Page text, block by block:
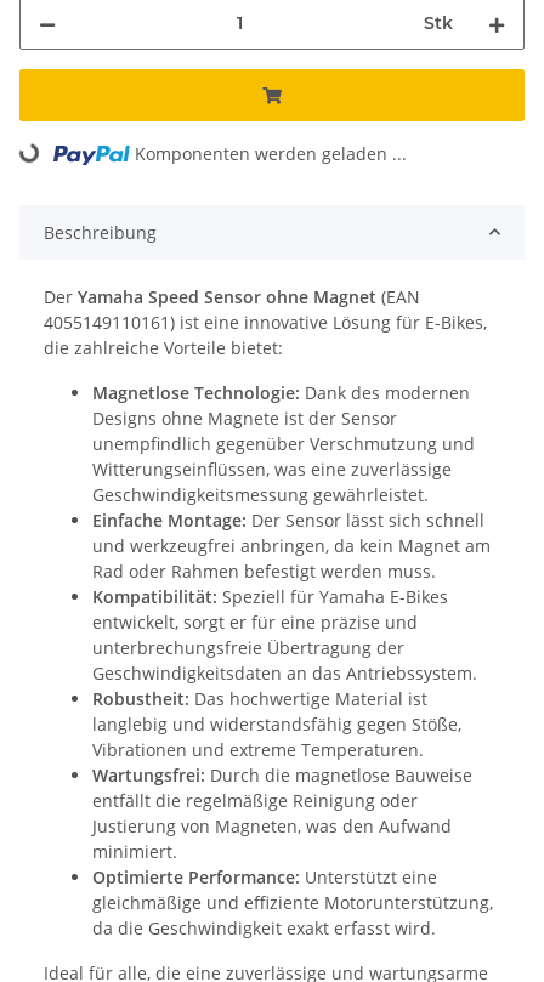
Stk
Loading... Komponenten werden geladen ...
Beschreibung
Der Yamaha Speed Sensor ohne Magnet (EAN
4055149110161) ist eine innovative Lösung für E-Bikes,
die zahlreiche Vorteile bietet:
Magnetlose Technologie: Dank des modernen
Designs ohne Magnete ist der Sensor
unempfindlich gegenüber Verschmutzung und
Witterungseinflüssen, was eine zuverlässige
Geschwindigkeitsmessung gewährleistet.
Einfache Montage: Der Sensor lässt sich schnell
und werkzeugfrei anbringen, da kein Magnet am
Rad oder Rahmen befestigt werden muss.
Kompatibilität: Speziell für Yamaha E-Bikes
entwickelt, sorgt er für eine präzise und
unterbrechungsfreie Übertragung der
Geschwindigkeitsdaten an das Antriebssystem.
Robustheit: Das hochwertige Material ist
langlebig und widerstandsfähig gegen Stöße,
Vibrationen und extreme Temperaturen.
Wartungsfrei: Durch die magnetlose Bauweise
entfällt die regelmäßige Reinigung oder
Justierung von Magneten, was den Aufwand
minimiert.
Optimierte Performance: Unterstützt eine
gleichmäßige und effiziente Motorunterstützung,
da die Geschwindigkeit exakt erfasst wird.
Ideal für alle, die eine zuverlässige und wartungsarme